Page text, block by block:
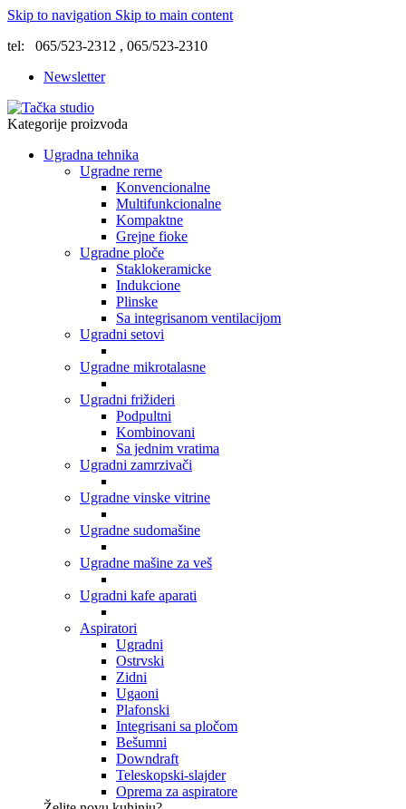
Skip to navigation Skip to main content
tel: 065/523-2312 , 065/523-2310
Newsletter
Kategorije proizvoda
Ugradna tehnika
Ugradne rerne
Konvencionalne
Multifunkcionalne
Kompaktne
Grejne fioke
Ugradne ploče
Staklokeramicke
Indukcione
Plinske
Sa integrisanom ventilacijom
Ugradni setovi
Ugradne mikrotalasne
Ugradni frižideri
Podpultni
Kombinovani
Sa jednim vratima
Ugradni zamrzivači
Ugradne vinske vitrine
Ugradne sudomašine
Ugradne mašine za veš
Ugradni kafe aparati
Aspiratori
Ugradni
Ostrvski
Zidni
Ugaoni
Plafonski
Integrisani sa pločom
Bešumni
Downdraft
Teleskopski-slajder
Oprema za aspiratore